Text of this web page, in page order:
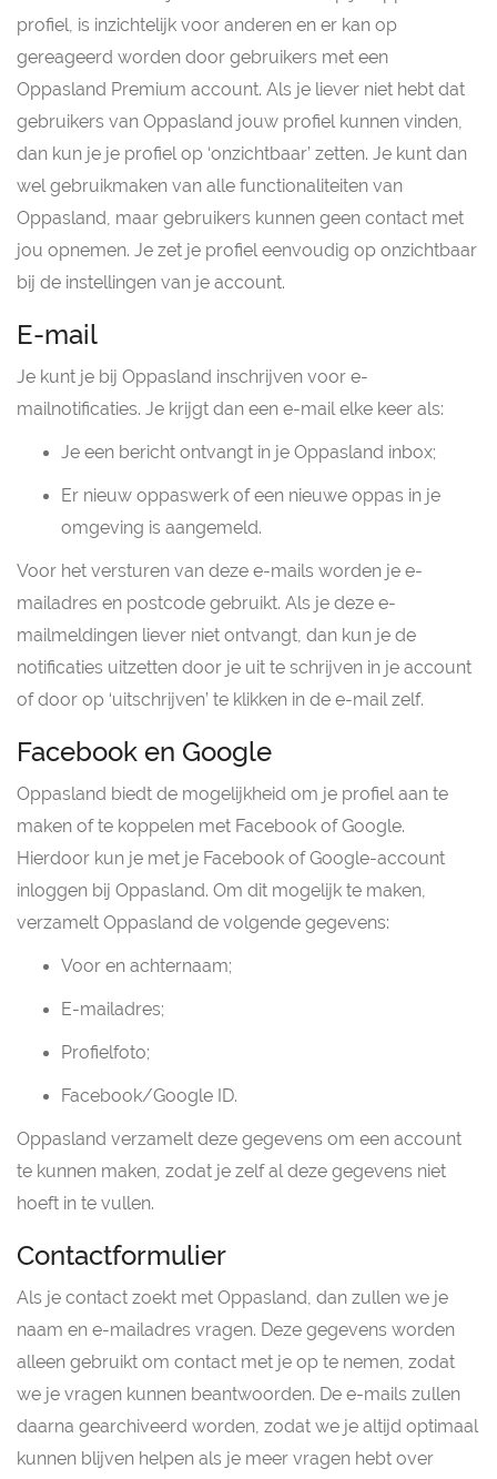
profiel, is inzichtelijk voor anderen en er kan op
gereageerd worden door gebruikers met een
Oppasland Premium account. Als je liever niet hebt dat
gebruikers van Oppasland jouw profiel kunnen vinden,
dan kun je je profiel op ‘onzichtbaar’ zetten. Je kunt dan
wel gebruikmaken van alle functionaliteiten van
Oppasland, maar gebruikers kunnen geen contact met
jou opnemen. Je zet je profiel eenvoudig op onzichtbaar
bij de instellingen van je account.
E-mail
Je kunt je bij Oppasland inschrijven voor e-
mailnotificaties. Je krijgt dan een e-mail elke keer als:
Je een bericht ontvangt in je Oppasland inbox;
Er nieuw oppaswerk of een nieuwe oppas in je
omgeving is aangemeld.
Voor het versturen van deze e-mails worden je e-
mailadres en postcode gebruikt. Als je deze e-
mailmeldingen liever niet ontvangt, dan kun je de
notificaties uitzetten door je uit te schrijven in je account
of door op ‘uitschrijven’ te klikken in de e-mail zelf.
Facebook en Google
Oppasland biedt de mogelijkheid om je profiel aan te
maken of te koppelen met Facebook of Google.
Hierdoor kun je met je Facebook of Google-account
inloggen bij Oppasland. Om dit mogelijk te maken,
verzamelt Oppasland de volgende gegevens:
Voor en achternaam;
E-mailadres;
Profielfoto;
Facebook/Google ID.
Oppasland verzamelt deze gegevens om een account
te kunnen maken, zodat je zelf al deze gegevens niet
hoeft in te vullen.
Contactformulier
Als je contact zoekt met Oppasland, dan zullen we je
naam en e-mailadres vragen. Deze gegevens worden
alleen gebruikt om contact met je op te nemen, zodat
we je vragen kunnen beantwoorden. De e-mails zullen
daarna gearchiveerd worden, zodat we je altijd optimaal
kunnen blijven helpen als je meer vragen hebt over